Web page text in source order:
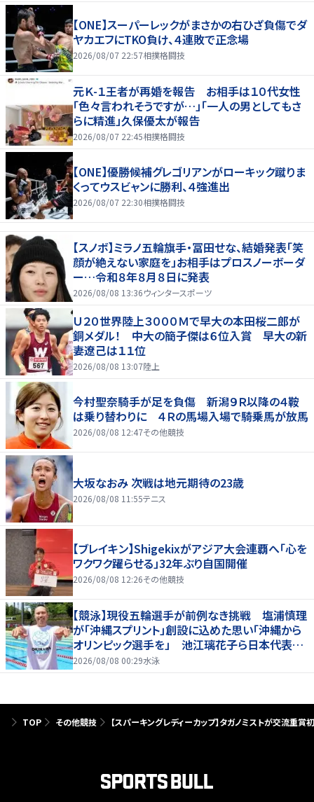
【ONE】スーパーレックがまさかの右ひざ負傷でダ
ヤカエフにTKO負け、４連敗で正念場
2026/08/07 22:57相撲格闘技
元Ｋ-１王者が再婚を報告 お相手は１０代女性
「色々言われそうですが…」「一人の男としてもさ
らに精進」久保優太が報告
2026/08/07 22:45相撲格闘技
【ONE】優勝候補グレゴリアンがローキック蹴りま
くってウスビャンに勝利、４強進出
2026/08/07 22:30相撲格闘技
【スノボ】ミラノ五輪旗手・冨田せな、結婚発表「笑
顔が絶えない家庭を」お相手はプロスノーボーダ
ー…令和８年８月８日に発表
2026/08/08 13:36ウィンタースポーツ
Ｕ２０世界陸上３０００Ｍで早大の本田桜二郎が
銅メダル！ 中大の簡子傑は６位入賞 早大の新
妻遼己は１１位
2026/08/08 13:07陸上
今村聖奈騎手が足を負傷 新潟９Ｒ以降の４鞍
は乗り替わりに ４Ｒの馬場入場で騎乗馬が放馬
2026/08/08 12:47その他競技
大坂なおみ 次戦は地元期待の23歳
2026/08/08 11:55テニス
【ブレイキン】Shigekixがアジア大会連覇へ「心を
ワクワク躍らせる」32年ぶり自国開催
2026/08/08 12:26その他競技
【競泳】現役五輪選手が前例なき挑戦 塩浦慎理
が「沖縄スプリント」創設に込めた思い「沖縄から
オリンピック選手を」 池江璃花子ら日本代表も
参戦
2026/08/08 00:29水泳
TOP その他競技 【スパーキングレディーカップ】タガノミストが交流重